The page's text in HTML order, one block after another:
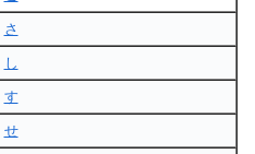
さ
し
す
せ